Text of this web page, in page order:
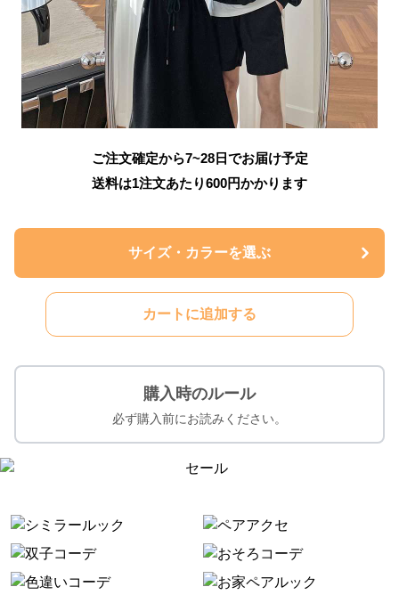
ご注文確定から7~28日でお届け予定
送料は1注文あたり600円かかります
サイズ・カラーを選ぶ
カートに追加する
購入時のルール
必ず購入前にお読みください。